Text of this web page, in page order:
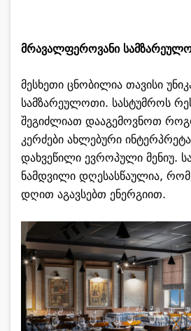
მრავალფეროვანი
მესხეთი ცნობილია თავისი
სამზარეულოთი. სასტუმროს
შეგიძლიათ დააგემოვნოთ
კერძები ახლებური
დახვეწილი ევროპული მენიუ.
ნამდვილი დღესასწაულია,
დღით აგავსებთ ენერგიით.